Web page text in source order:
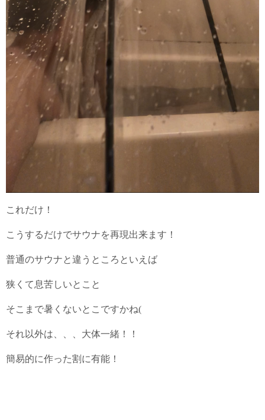
これだけ！
こうするだけでサウナを再現出来ます！
普通のサウナと違うところといえば
狭くて息苦しいとこと
そこまで暑くないとこですかね(
それ以外は、、、大体一緒！！
簡易的に作った割に有能！